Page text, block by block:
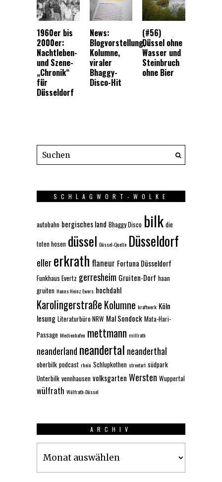
1960er bis
2000er:
Nachtleben-
und Szene-
„Chronik“
für
Düsseldorf
News:
Blogvorstellung,
Kolumne,
viraler
Bhaggy-
Disco-Hit
(#56)
Düssel ohne
Wasser und
Steinbruch
ohne Bier
SCHLAGWORT-WOLKE
autobahn bergisches land Bhaggy Disco bilk die
toten hosen düssel Düssel-Quelle Düsseldorf
ellererkrath flaneur Fortuna Düsseldorf
Funkhaus Evertz gerresheim Gruiten-Dorf haan
gruiten Hanns Heinz Ewers hochdahl
Karolingerstraße Kolumne kraftwerk Köln
lesung Literaturbüro NRW Mal Sondock Mata-Hari-
Passage Medienhafen mettmann millrath
neanderland neandertal neanderthal
oberbilk podcast rhein Schlupkothen streetart südpark
Unterbilk vennhausen volksgarten Wersten Wuppertal
wülfrath Wülfrath-Düssel
ARCHIV